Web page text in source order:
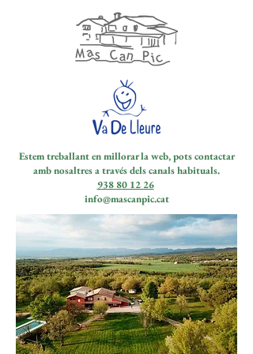
Estem treballant en millorar la web, pots contactar
amb nosaltres a través dels canals habituals.
938 80 12 26
info@mascanpic.cat